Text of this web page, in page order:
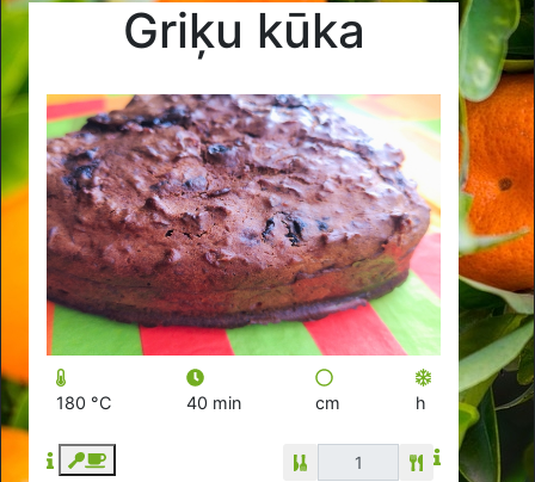
Griķu kūka
180 °C 40 min cm h